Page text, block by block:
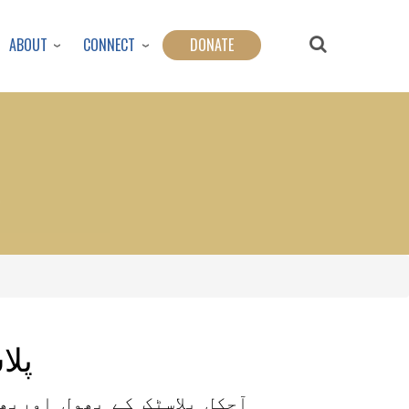
ABOUT CONNECT DONATE
آجکل پلاسٹک کے پھول